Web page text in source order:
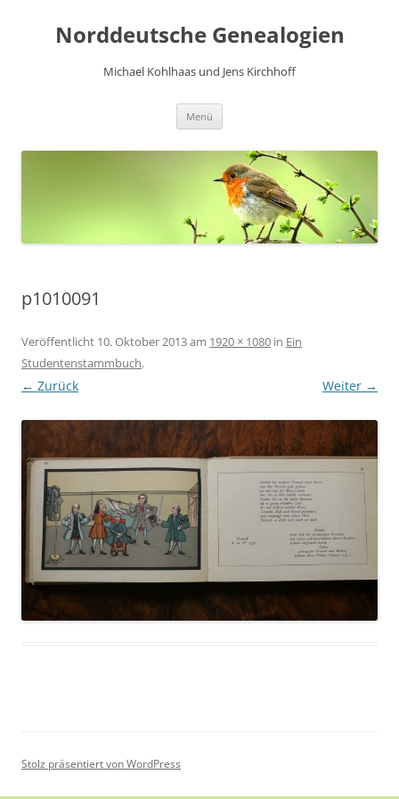
Norddeutsche Genealogien
Michael Kohlhaas und Jens Kirchhoff
Menü
p1010091
Veröffentlicht 10. Oktober 2013am 1920 × 1080 in Ein
Studentenstammbuch.
← Zurück Weiter →
Stolz präsentiert von WordPress